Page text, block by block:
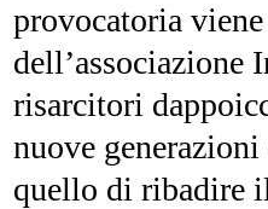
provocatoria
risarcitori
nuove
quello di ribadire